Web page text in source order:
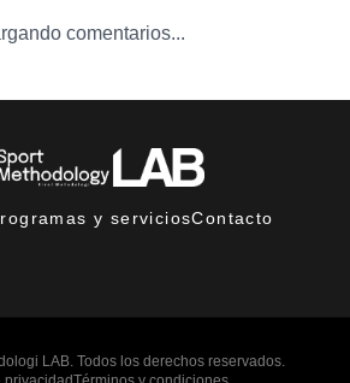
comentarios...
y serviciosContacto
LAB. Todos los derechos reservados.